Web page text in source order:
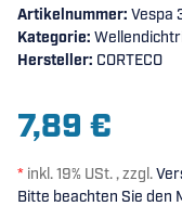
Artikelnummer: Vespa
Kategorie:
Hersteller: CORTECO
7,89 €
* inkl. 19% USt. , zzgl.
Bitte beachten Sie den